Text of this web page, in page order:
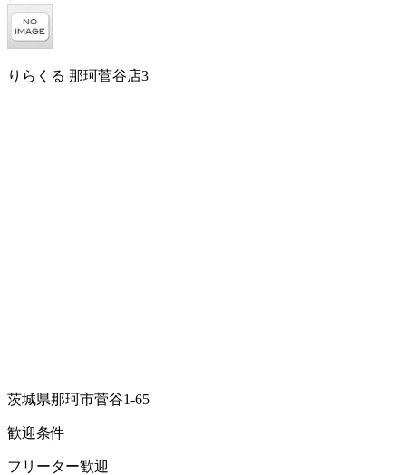
りらくる 那珂菅谷店3
茨城県那珂市菅谷1-65
歓迎条件
フリーター歓迎